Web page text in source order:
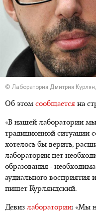
© Лаборатория Дмитрия
Об этом сообщается на
«В нашей лаборатории
традиционной ситуации
хотелось бы верить,
лаборатории нет
образования -
аудиального восприятия
пишет Курляндский.
Девиз лаборатории: «Мы